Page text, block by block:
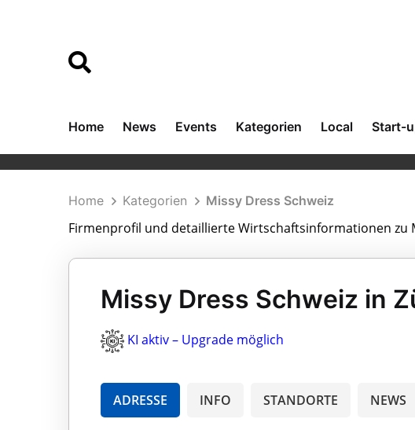
Home News Events Kategorien Local Start-
Home Kategorien Missy Dress Schweiz
Firmenprofil und detaillierte Wirtschaftsinformationen zu
Missy Dress Schweiz in
KI aktiv – Upgrade möglich
ADRESSE INFO STANDORTE NEWS